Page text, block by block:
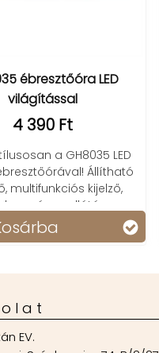
ébresztőóra LED
világítással
4 390 Ft
a GH8035 LED
Állítható
multifunkciós kijelző,
áramellátás.
EV.